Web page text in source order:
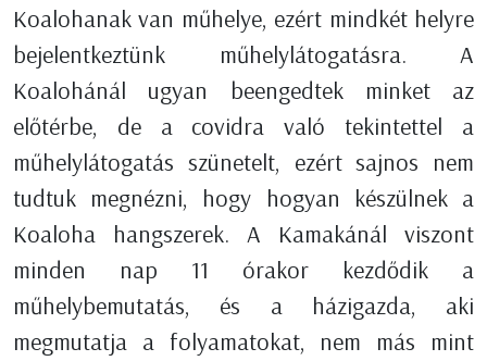
Koalohanak van műhelye, ezért mindkét helyre
bejelentkeztünk műhelylátogatásra. A
Koalohánál ugyan beengedtek minket az
előtérbe, de a covidra való tekintettel a
műhelylátogatás szünetelt, ezért sajnos nem
tudtuk megnézni, hogy hogyan készülnek a
Koaloha hangszerek. A Kamakánál viszont
minden nap 11 órakor kezdődik a
műhelybemutatás, és a házigazda, aki
megmutatja a folyamatokat, nem más mint